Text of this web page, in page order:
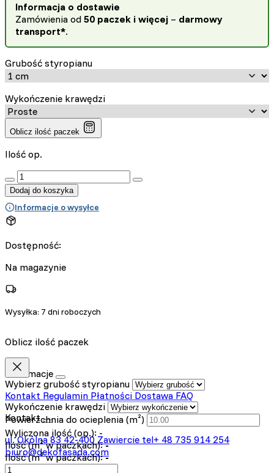
Informacja o dostawie
Zamówienia od 50 paczek i więcej – darmowy
transport*.
Grubość styropianu
Wykończenie krawędzi
Oblicz ilość paczek
Ilość op.
:product_name quantity
Dodaj do koszyka
Informacje o wysyłce
Dostępność:
Na magazynie
Wysyłka: 7 dni roboczych
Oblicz ilość paczek
Wybierz grubość styropianu
Wykończenie krawędzi
Powierzchnia do ocieplenia (m²)
Wyliczona ilość (op.): -
Ilość (m² w paczkach): -
Ilość (m³ w paczkach): -
Informacje
Kontakt Regulamin Płatności Dostawa FAQ
Kontakt
ul. Okólna 8342-400 Zawiercie tel+ 48 735 914 254
biuro@dekofasada.com